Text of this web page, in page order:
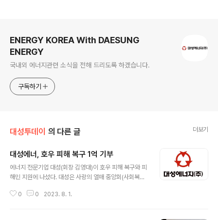
ENERGY KOREA With DAESUNG
ENERGY
국내외 에너지관련 소식을 전해 드리도록 하겠습니다.
구독하기
대성투데이 의 다른 글 더보기
대성에너, 호우 피해 복구 1억 기부
에너지 전문기업 대성(회장 김영대)이 호우 피해 복구와 피
해민 지원에 나섰다. 대성은 사랑의 열매 중앙회(사회복지
기부했다고 31일 밝혔다. 대성이 기부한 성금은 호우로 인
0 0 2023. 8. 1.